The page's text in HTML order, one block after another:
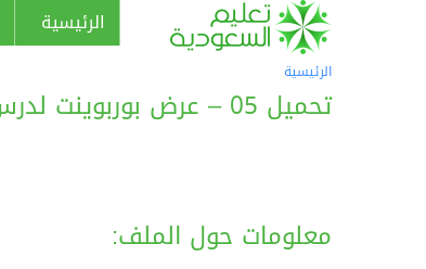
الرئيسية
الرئيسية
تحميل 05 – عرض بوربوينت لدرس: الصنف اللغوي: جمع المذكر السالم
معلومات حول الملف: